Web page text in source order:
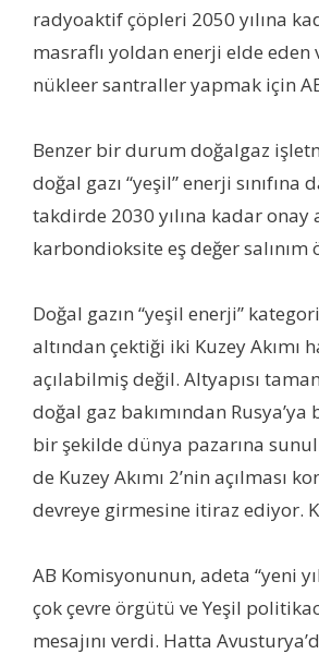
radyoaktif çöpleri 2050 yılına
masraflı yoldan enerji elde
nükleer santraller yapmak için
Benzer bir durum doğalgaz
doğal gazı “yeşil” enerji
takdirde 2030 yılına kadar
karbondioksite eş değer
Doğal gazın “yeşil enerji”
altından çektiği iki Kuzey Akımı
açılabilmiş değil. Altyapısı
doğal gaz bakımından
bir şekilde dünya pazarına
de Kuzey Akımı 2’nin
devreye girmesine itiraz ediyor.
AB Komisyonunun, adeta “yeni
çok çevre örgütü ve Yeşil
mesajını verdi. Hatta